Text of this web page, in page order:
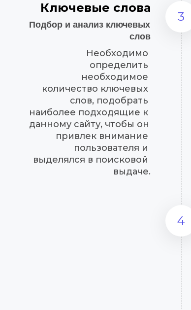
3
Ключевые слова
Подбор и анализ ключевых
слов
Необходимо
определить
необходимое
количество ключевых
слов, подобрать
наиболее подходящие к
данному сайту, чтобы он
привлек внимание
пользователя и
выделялся в поисковой
выдаче.
4